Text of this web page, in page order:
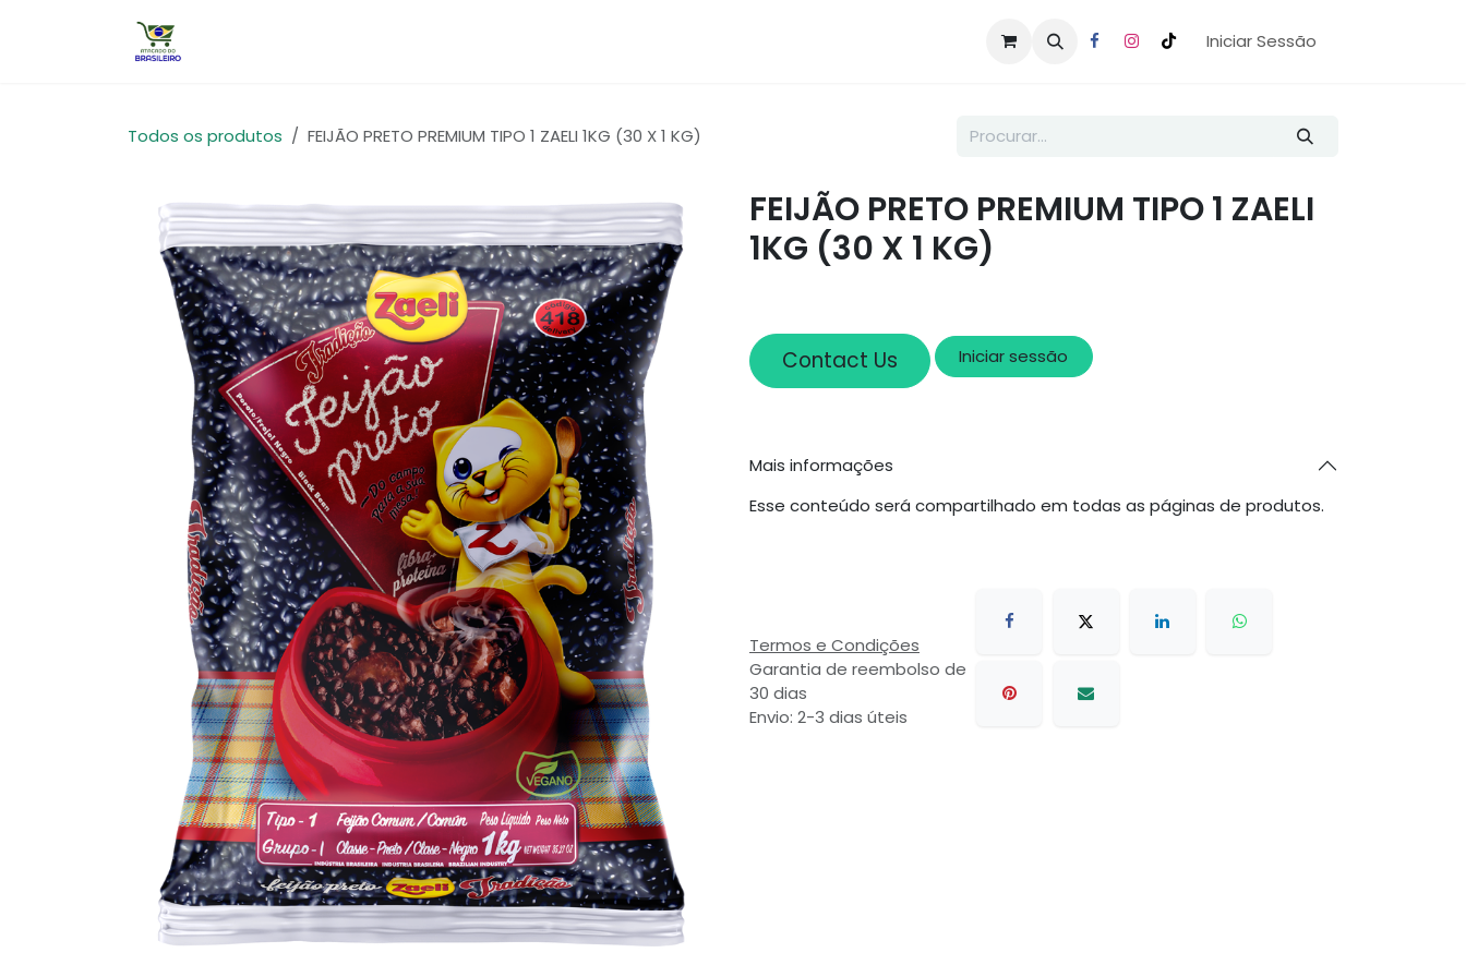
Iniciar Sessão
Todos os produtos FEIJÃO PRETO PREMIUM TIPO 1 ZAELI 1KG (30 X 1 KG)
FEIJÃO PRETO PREMIUM TIPO 1 ZAELI
1KG (30 X 1 KG)
Contact Us Iniciar sessão
Mais informações
Esse conteúdo será compartilhado em todas as páginas de produtos.
Termos e Condições
Garantia de reembolso de
30 dias
Envio: 2-3 dias úteis